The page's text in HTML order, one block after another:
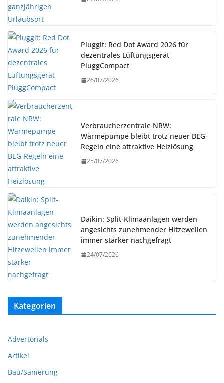
Pluggit: Red Dot Award 2026 für
dezentrales Lüftungsgerät
PluggCompact
26/07/2026
Verbraucherzentrale NRW:
Wärmepumpe bleibt trotz neuer BEG-
Regeln eine attraktive Heizlösung
25/07/2026
Daikin: Split-Klimaanlagen werden
angesichts zunehmender Hitzewellen
immer stärker nachgefragt
24/07/2026
Kategorien
Advertorials
Artikel
Bau/Sanierung